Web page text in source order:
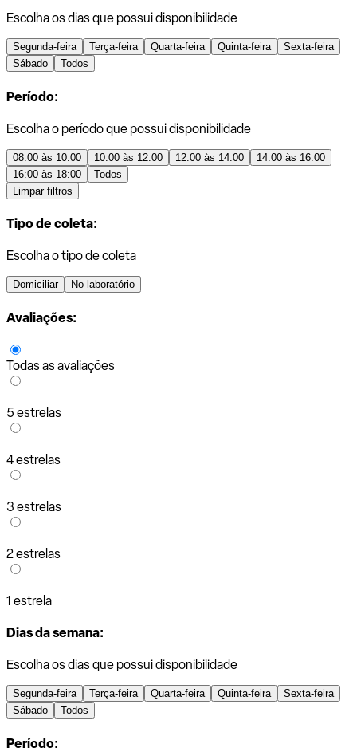
Escolha os dias que possui disponibilidade
Segunda-feira Terça-feira Quarta-feira Quinta-feira
Sexta-feira
Sábado
Todos
Período:
Escolha o período que possui disponibilidade
08:00 às 10:00 10:00 às 12:00 12:00 às 14:00
14:00 às 16:00
16:00 às 18:00
Todos
Limpar filtros
Tipo de coleta:
Escolha o tipo de coleta
Domiciliar No laboratório
Avaliações:
Todas as avaliações
5 estrelas
4 estrelas
3 estrelas
2 estrelas
1 estrela
Dias da semana:
Escolha os dias que possui disponibilidade
Segunda-feira Terça-feira Quarta-feira Quinta-feira
Sexta-feira
Sábado
Todos
Período: